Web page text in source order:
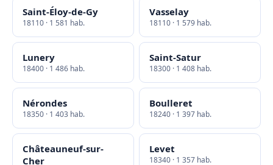
Saint-Éloy-de-Gy
18110 · 1 581 hab.
Vasselay
18110 · 1 579 hab.
Lunery
18400 · 1 486 hab.
Saint-Satur
18300 · 1 408 hab.
Nérondes
18350 · 1 403 hab.
Boulleret
18240 · 1 397 hab.
Châteauneuf-sur-
Cher
Levet
18340 · 1 357 hab.